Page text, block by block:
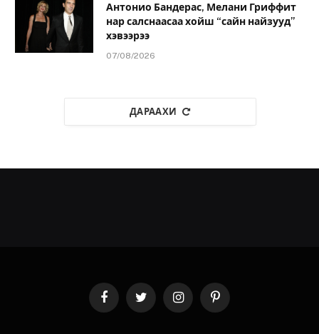
Антонио Бандерас, Мелани Гриффит
нар салснаасаа хойш “сайн найзууд”
хэвээрээ
07/08/2026
ДАРААХИ
FacebookTwitter InstagramPinterest